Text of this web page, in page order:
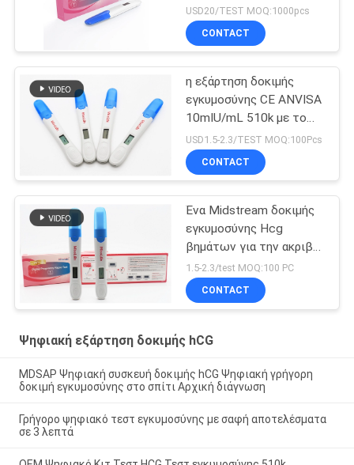
USD20/TEST MOQ:1000pcs
CONTACT
η εξάρτηση δοκιμής
εγκυμοσύνης CE ANVISA
10mIU/mL 510k με το
ψηφιακό ακριβές
αποτέλεσμα παρουσιάζει
USD1.5-2.3/TEST MOQ:100Pcs
CONTACT
Ένα Midstream δοκιμής
εγκυμοσύνης Hcg
βημάτων για την ακριβή
δοκιμή
1.5-2.3/test MOQ:100 PC
CONTACT
Ψηφιακή εξάρτηση δοκιμής hCG
MDSAP Ψηφιακή συσκευή δοκιμής hCG Ψηφιακή γρήγορη
δοκιμή εγκυμοσύνης στο σπίτι Αρχική διάγνωση
Γρήγορο ψηφιακό τεστ εγκυμοσύνης με σαφή αποτελέσματα
σε 3 λεπτά